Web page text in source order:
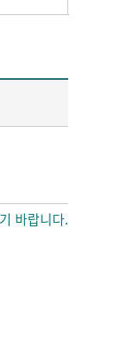
바랍니다.